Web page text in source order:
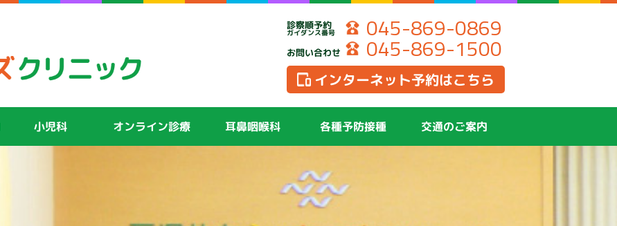
診察順予約
ガイダンス番号 045-869-0869
お問い合わせ 045-869-1500
インターネット予約はこちら
小児科 オンライン診療 耳鼻咽喉科 各種予防接種 交通のご案内